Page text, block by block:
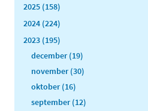
2025 (158)
2024 (224)
2023 (195)
december (19)
november (30)
oktober (16)
september (12)